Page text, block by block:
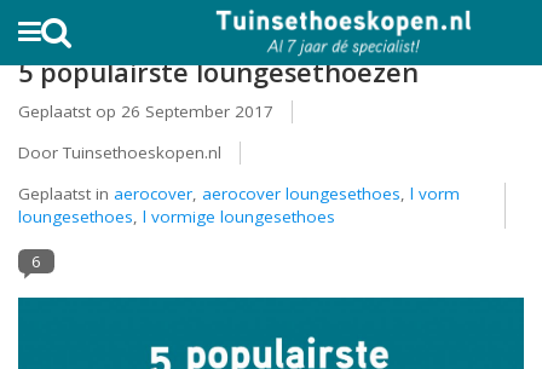
AL MEER DAN 10.000 TEVREDEN KLANTEN
5 populairste loungesethoezen
Geplaatst op 26 September 2017
Door Tuinsethoeskopen.nl
Geplaatst in aerocover, aerocover loungesethoes, l vorm
loungesethoes, l vormige loungesethoes
6